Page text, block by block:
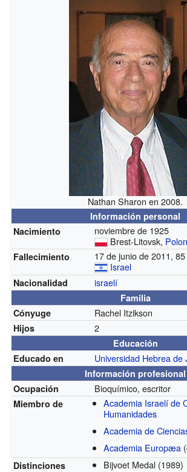
Nathan Sharon en 2008.
Información personal
Nacimiento
noviembre de 1925
Brest-Litovsk,
Fallecimiento
17 de junio de 2011,
Israel
Nacionalidad israelí
Familia
Cónyuge
Rachel Itzikson
Hijos 2
Educación
Educado en
Universidad Hebrea de
Información profesional
Ocupación
Bioquímico, escritor
Miembro de
Academia Israelí de
Humanidades
Academia de
Academia Europæa
Distinciones Bijvoet Medal (1989)